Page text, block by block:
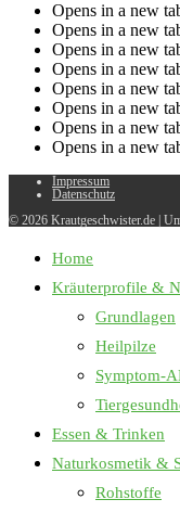
Opens in a new
Opens in a new
Opens in a new
Opens in a new
Opens in a new
Opens in a new
Opens in a new
Opens in a new
Impressum
Datenschutz
© 2026 Krautgeschwister.de
Home
Kräuterprofile &
Grundlagen
Heilpilze
Symptom-
Essen & Trinken
Naturkosmetik &
Rohstoffe